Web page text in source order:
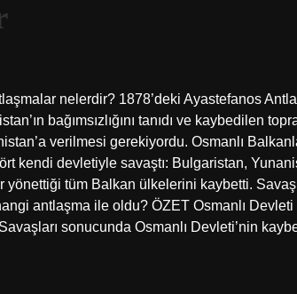
nelerdir? 1878’deki Ayastefanos
bağımsızlığını tanıdı ve kaybedilen
verilmesi gerekiyordu. Osmanlı
kendi devletiyle savaştı: Bulgaristan,
tüm Balkan ülkelerini kaybetti.
antlaşma ile oldu? ÖZET Osmanlı Devleti
sonucunda Osmanlı Devleti’nin